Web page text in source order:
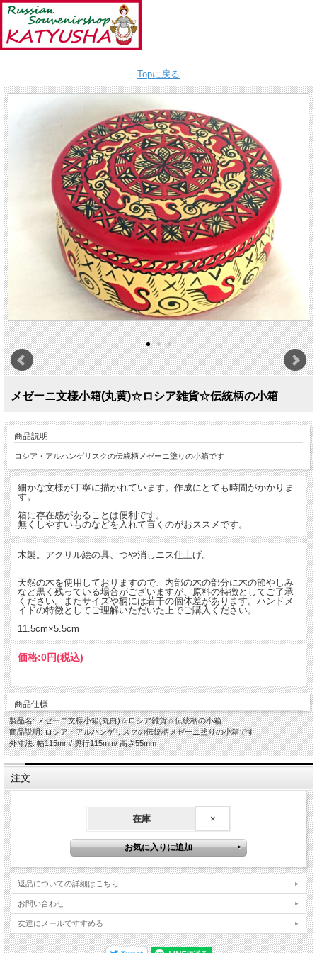
Topに戻る
メゼーニ文様小箱(丸黄)☆ロシア雑貨☆伝統柄の小箱
商品説明
ロシア・アルハンゲリスクの伝統柄メゼーニ塗りの小箱です
細かな文様が丁寧に描かれています。作成にとても時間がかかりま
す。
箱に存在感があることは便利です。
無くしやすいものなどを入れて置くのがおススメです。
木製。アクリル絵の具、つや消しニス仕上げ。
天然の木を使用しておりますので、内部の木の部分に木の節やしみ
など黒く残っている場合がございますが、原料の特徴としてご了承
ください。またサイズや柄には若干の個体差があります。ハンドメ
イドの特徴としてご理解いただいた上でご購入ください。
11.5cm×5.5cm
価格:0円(税込)
商品仕様
製品名: メゼーニ文様小箱(丸白)☆ロシア雑貨☆伝統柄の小箱
商品説明: ロシア・アルハンゲリスクの伝統柄メゼーニ塗りの小箱です
外寸法: 幅115mm/ 奥行115mm/ 高さ55mm
注文
在庫 ×
返品についての詳細はこちら
お問い合わせ
友達にメールですすめる